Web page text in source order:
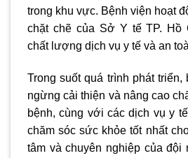
trong khu vực. Bệnh viện hoạt
chặt chẽ của Sở Y tế TP. Hồ
chất lượng dịch vụ y tế và an
Trong suốt quá trình phát triển,
ngừng cải thiện và nâng cao
bệnh, cùng với các dịch vụ y
chăm sóc sức khỏe tốt nhất
tâm và chuyên nghiệp của đội